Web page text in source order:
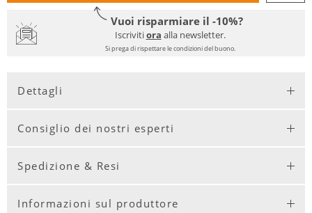
Vuoi risparmiare il -10%?
Iscrivitiora alla newsletter.
Si prega di rispettare le condizioni del buono.
Dettagli
Consiglio dei nostri esperti
Spedizione & Resi
Informazioni sul produttore